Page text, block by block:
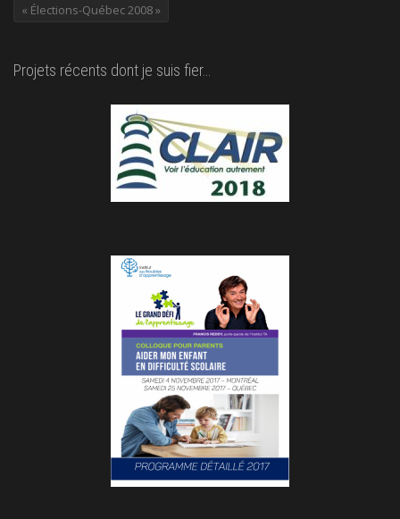
« Élections-Québec 2008 »
Projets récents dont je suis fier…